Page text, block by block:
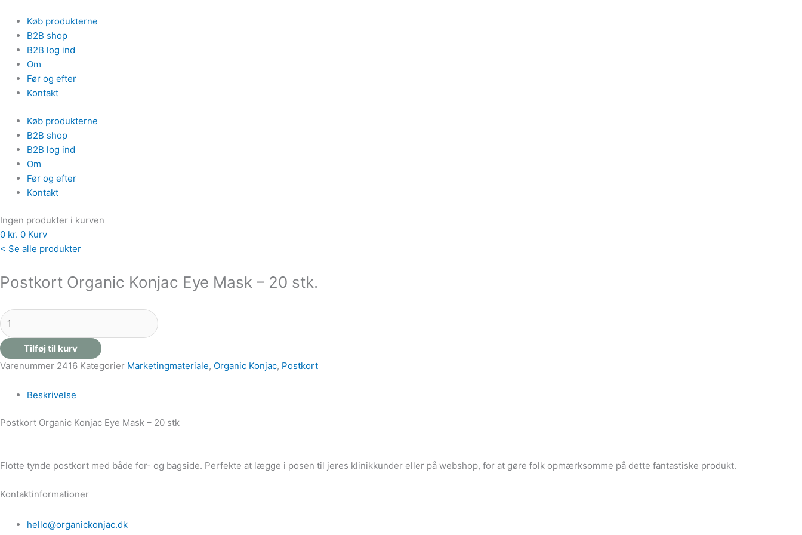
indholdet
Køb produkterne
B2B shop
B2B log ind
Om
Før og efter
Kontakt
Køb produkterne
B2B shop
B2B log ind
Om
Før og efter
Kontakt
Ingen produkter i kurven
0 kr. 0 Kurv
< Se alle produkter
Postkort Organic Konjac Eye Mask – 20 stk.
Organic
Konjac
Mask
antal
Tilføj til kurv
Varenummer 2416 Kategorier Marketingmateriale, Organic Konjac, Postkort
Beskrivelse
Postkort Organic Konjac Eye Mask – 20 stk
Flotte tynde postkort med både for- og bagside. Perfekte at lægge i posen til jeres klinikkunder eller på webshop, for at gøre folk opmærksomme på dette fantastiske produkt.
Kontaktinformationer
hello@organickonjac.dk